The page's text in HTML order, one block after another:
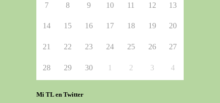
7 8 9 10 11 12 13
14 15 16 17 18 19 20
21 22 23 24 25 26 27
28 29 30 1 2 3 4
Mi TL en Twitter